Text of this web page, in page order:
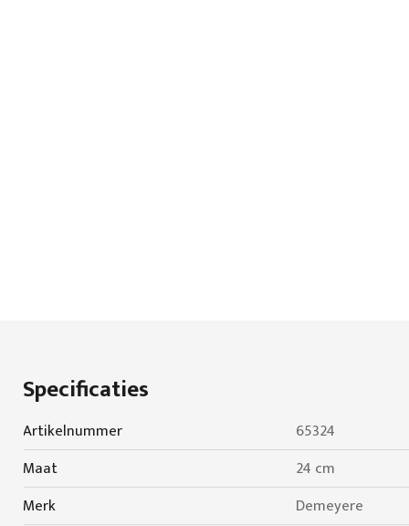
Specificaties
Specificaties
Artikelnummer
65324
Maat
24 cm
Merk
Demeyere